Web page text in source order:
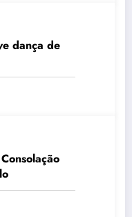
dança de